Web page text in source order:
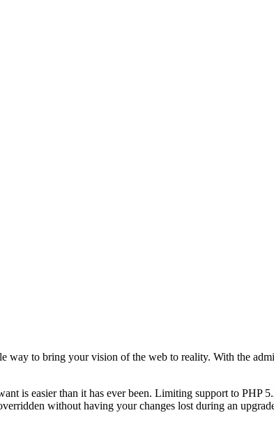
way to bring your vision of the web to reality. With the
is easier than it has ever been. Limiting support to PHP
without having your changes lost during an